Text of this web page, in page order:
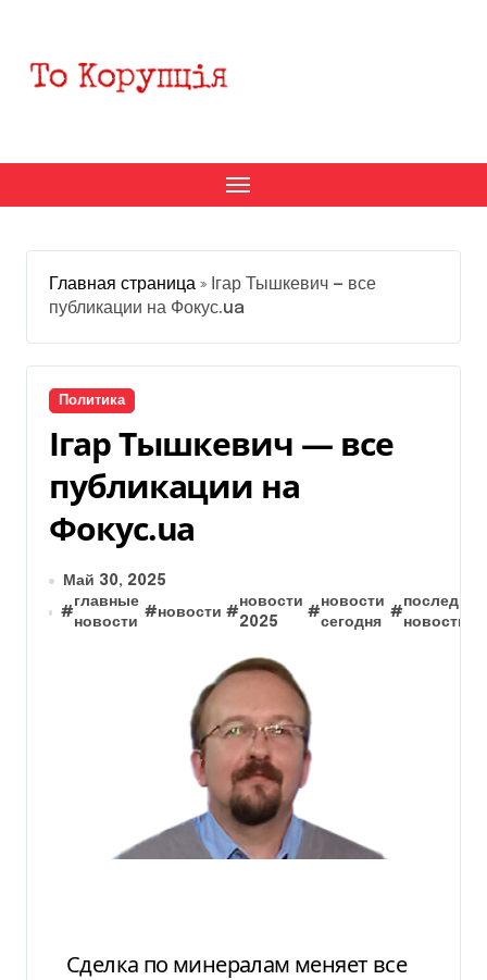
содержанию
Главная страница » Ігар Тышкевич — все
публикации на Фокус.ua
Политика
Ігар Тышкевич — все
публикации на
Фокус.ua
Май 30, 2025
#
главные
новости
#новости #
новости
2025
#
новости
сегодня
#
последние
новости
Сделка по минералам меняет все